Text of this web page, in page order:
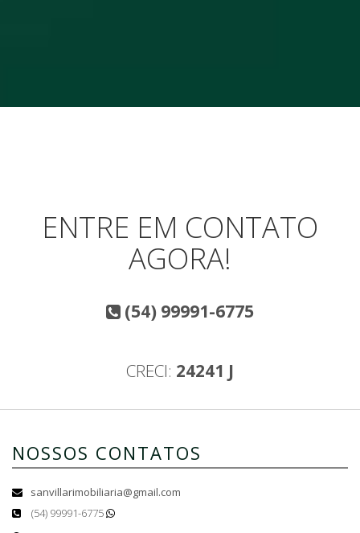
ENTRE EM CONTATO
AGORA!
(54) 99991-6775
CRECI: 24241 J
NOSSOS CONTATOS
sanvillarimobiliaria@gmail.com
(54) 99991-6775